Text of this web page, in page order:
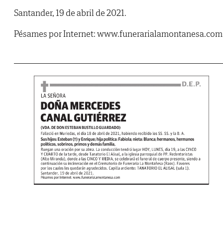
Santander, 19 de abril de 2021.
Pésames por Internet: www.funerarialamontanesa.com